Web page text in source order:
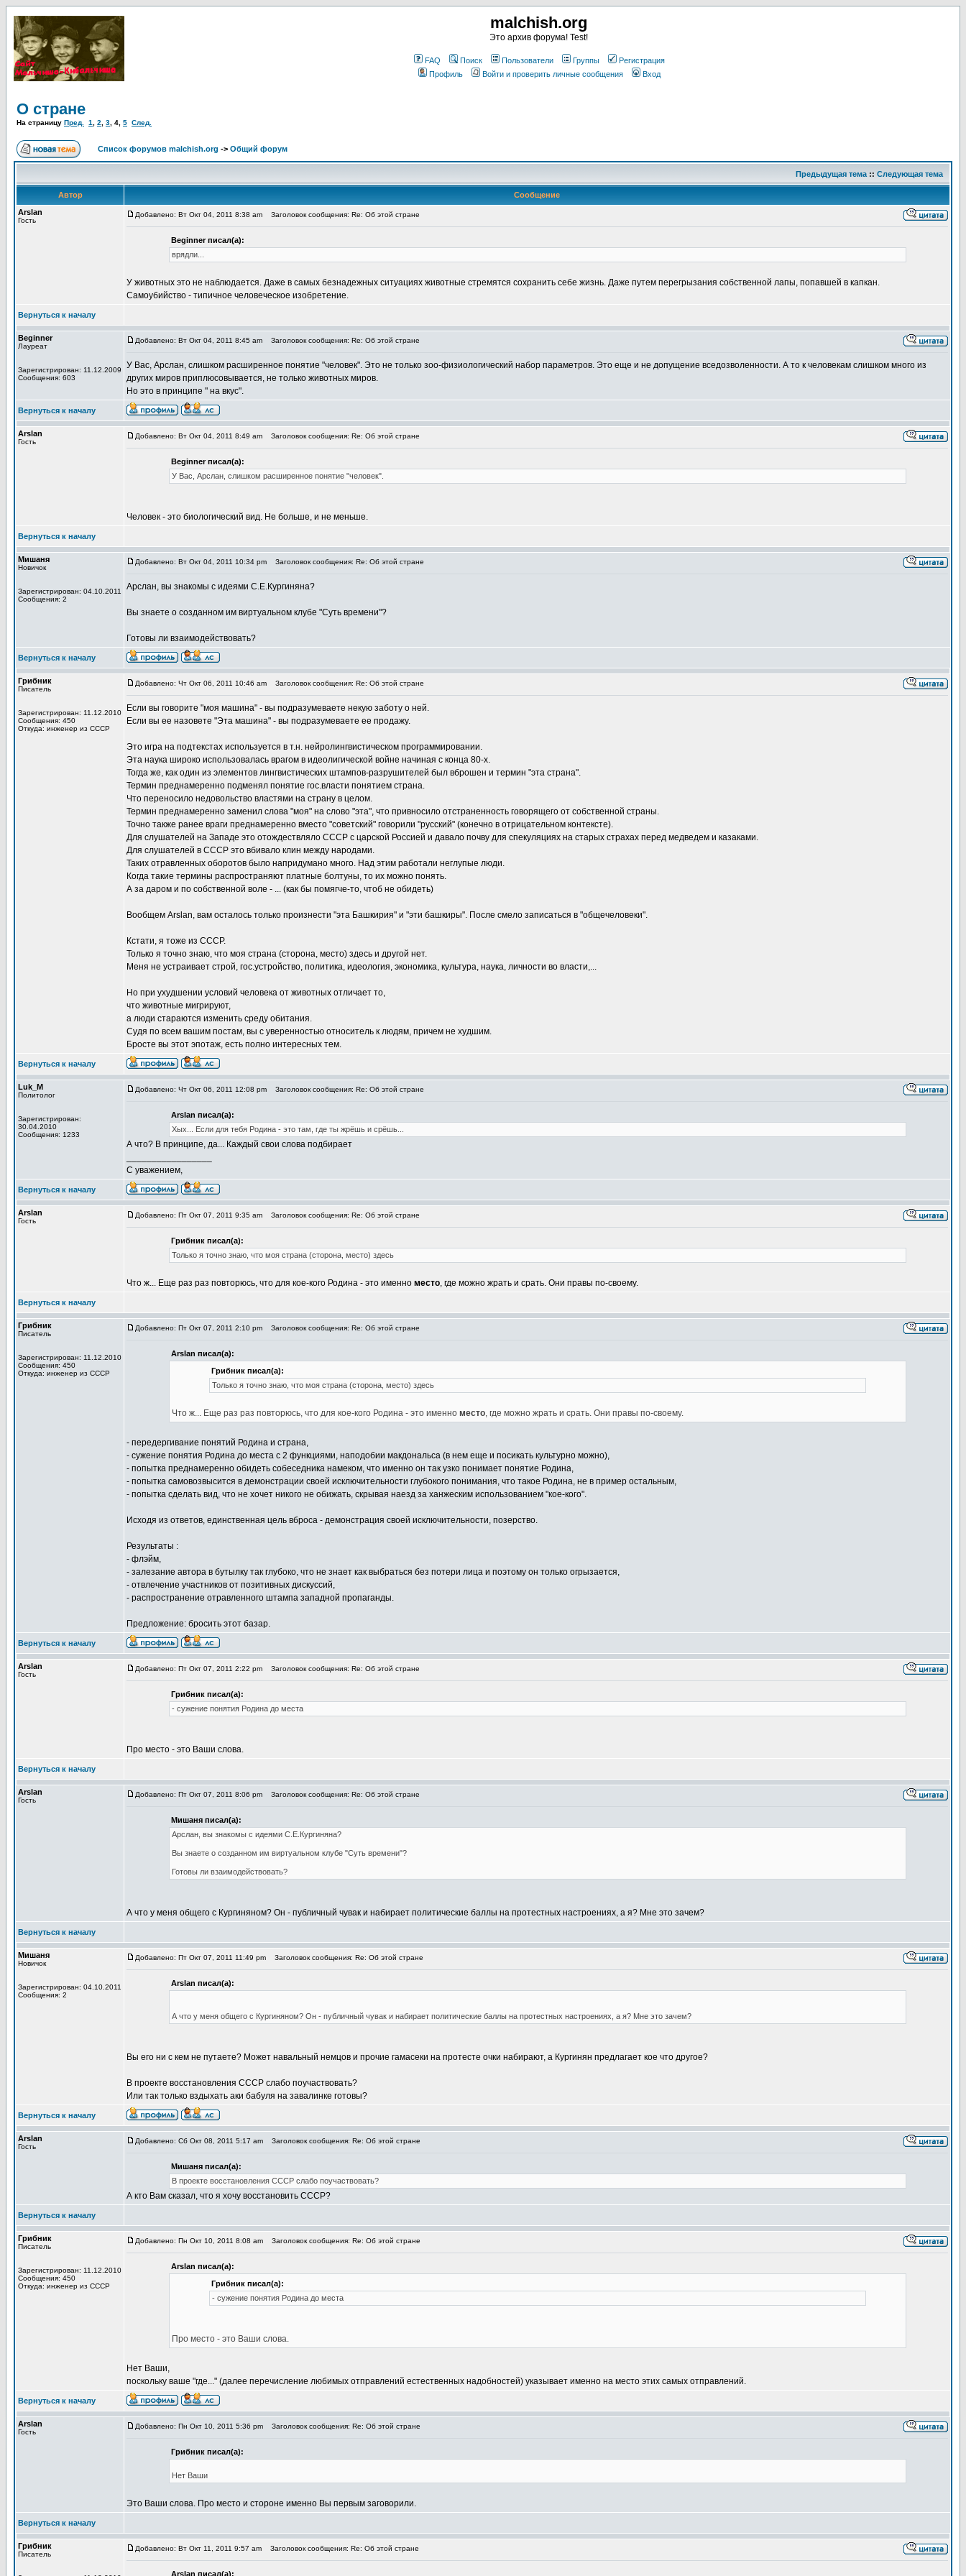
malchish.org
Это архив форума! Test!
FAQ Поиск Пользователи Группы
Регистрация
Профиль
Войти и проверить личные сообщения Вход
О стране
На страницу Пред. 1 2 3 4 5 След.
Список форумов malchish.org -> Общий форум
Предыдущая тема :: Следующая тема
Автор
Сообщение
Arslan
Гость
Добавлено: Вт Окт 04, 2011 8:38 am Заголовок сообщения: Re: Об этой стране
Beginner писал(а):
врядли...
У животных это не наблюдается. Даже в самых безнадежных ситуациях животные стремятся сохранить себе жизнь. Даже путем перегрызания собственной лапы, попавшей в капкан.
Самоубийство - типичное человеческое изобретение.
Вернуться к началу
Beginner
Лауреат
Зарегистрирован: 11.12.2009
Сообщения: 603
Добавлено: Вт Окт 04, 2011 8:45 am Заголовок сообщения: Re: Об этой стране
У Вас, Арслан, слишком расширенное понятие "человек". Это не только зоо-физиологический набор параметров. Это еще и не допущение вседозволенности. А то к человекам слишком много из
других миров приплюсовывается, не только животных миров.
Но это в принципе " на вкус".
Вернуться к началу
Arslan
Гость
Добавлено: Вт Окт 04, 2011 8:49 am Заголовок сообщения: Re: Об этой стране
Beginner писал(а):
У Вас, Арслан, слишком расширенное понятие "человек".
Человек - это биологический вид. Не больше, и не меньше.
Вернуться к началу
Мишаня
Новичок
Зарегистрирован: 04.10.2011
Сообщения: 2
Добавлено: Вт Окт 04, 2011 10:34 pm Заголовок сообщения: Re: Об этой стране
Арслан, вы знакомы с идеями С.Е.Кургиняна?
Вы знаете о созданном им виртуальном клубе "Суть времени"?
Готовы ли взаимодействовать?
Вернуться к началу
Грибник
Писатель
Зарегистрирован: 11.12.2010
Сообщения: 450
Откуда: инженер из СССР
Добавлено: Чт Окт 06, 2011 10:46 am Заголовок сообщения: Re: Об этой стране
Если вы говорите "моя машина" - вы подразумеваете некую заботу о ней.
Если вы ее назовете "Эта машина" - вы подразумеваете ее продажу.
Это игра на подтекстах используется в т.н. нейролингвистическом программировании.
Эта наука широко использовалась врагом в идеолигической войне начиная с конца 80-х.
Тогда же, как один из элементов лингвистических штампов-разрушителей был вброшен и термин "эта страна".
Термин преднамеренно подменял понятие гос.власти понятием страна.
Что переносило недовольство властями на страну в целом.
Термин преднамеренно заменил слова "моя" на слово "эта", что привносило отстраненность говорящего от собственной страны.
Точно также ранее враги преднамеренно вместо "советский" говорили "русский" (конечно в отрицательном контексте).
Для слушателей на Западе это отождествляло СССР с царской Россией и давало почву для спекуляциях на старых страхах перед медведем и казаками.
Для слушателей в СССР это вбивало клин между народами.
Таких отравленных оборотов было напридумано много. Над этим работали неглупые люди.
Когда такие термины распространяют платные болтуны, то их можно понять.
А за даром и по собственной воле - ... (как бы помягче-то, чтоб не обидеть)
Вообщем Arslan, вам осталось только произнести "эта Башкирия" и "эти башкиры". После смело записаться в "общечеловеки".
Кстати, я тоже из СССР.
Только я точно знаю, что моя страна (сторона, место) здесь и другой нет.
Меня не устраивает строй, гос.устройство, политика, идеология, экономика, культура, наука, личности во власти,...
Но при ухудшении условий человека от животных отличает то,
что животные мигрируют,
а люди стараются изменить среду обитания.
Судя по всем вашим постам, вы с уверенностью относитель к людям, причем не худшим.
Бросте вы этот эпотаж, есть полно интересных тем.
Вернуться к началу
Luk_M
Политолог
Зарегистрирован:
30.04.2010
Сообщения: 1233
Добавлено: Чт Окт 06, 2011 12:08 pm Заголовок сообщения: Re: Об этой стране
Arslan писал(а):
Хых... Если для тебя Родина - это там, где ты жрёшь и срёшь...
А что? В принципе, да... Каждый свои слова подбирает
С уважением,
Вернуться к началу
Arslan
Гость
Добавлено: Пт Окт 07, 2011 9:35 am Заголовок сообщения: Re: Об этой стране
Грибник писал(а):
Только я точно знаю, что моя страна (сторона, место) здесь
Что ж... Еще раз раз повторюсь, что для кое-кого Родина - это именно место, где можно жрать и срать. Они правы по-своему.
Вернуться к началу
Грибник
Писатель
Зарегистрирован: 11.12.2010
Сообщения: 450
Откуда: инженер из СССР
Добавлено: Пт Окт 07, 2011 2:10 pm Заголовок сообщения: Re: Об этой стране
Arslan писал(а):
Грибник писал(а):
Только я точно знаю, что моя страна (сторона, место) здесь
Что ж... Еще раз раз повторюсь, что для кое-кого Родина - это именно место, где можно жрать и срать. Они правы по-своему.
- передергивание понятий Родина и страна,
- сужение понятия Родина до места с 2 функциями, наподобии макдональса (в нем еще и посикать культурно можно),
- попытка преднамеренно обидеть собеседника намеком, что именно он так узко понимает понятие Родина,
- попытка самовозвысится в демонстрации своей исключительности глубокого понимания, что такое Родина, не в пример остальным,
- попытка сделать вид, что не хочет никого не обижать, скрывая наезд за ханжеским использованием "кое-кого".
Исходя из ответов, единственная цель вброса - демонстрация своей исключительности, позерство.
Результаты :
- флэйм,
- залезание автора в бутылку так глубоко, что не знает как выбраться без потери лица и поэтому он только огрызается,
- отвлечение участников от позитивных дискуссий,
- распространение отравленного штампа западной пропаганды.
Предложение: бросить этот базар.
Вернуться к началу
Arslan
Гость
Добавлено: Пт Окт 07, 2011 2:22 pm Заголовок сообщения: Re: Об этой стране
Грибник писал(а):
- сужение понятия Родина до места
Про место - это Ваши слова.
Вернуться к началу
Arslan
Гость
Добавлено: Пт Окт 07, 2011 8:06 pm Заголовок сообщения: Re: Об этой стране
Мишаня писал(а):
Арслан, вы знакомы с идеями С.Е.Кургиняна?
Вы знаете о созданном им виртуальном клубе "Суть времени"?
Готовы ли взаимодействовать?
А что у меня общего с Кургиняном? Он - публичный чувак и набирает политические баллы на протестных настроениях, а я? Мне это зачем?
Вернуться к началу
Мишаня
Новичок
Зарегистрирован: 04.10.2011
Сообщения: 2
Добавлено: Пт Окт 07, 2011 11:49 pm Заголовок сообщения: Re: Об этой стране
Arslan писал(а):
А что у меня общего с Кургиняном? Он - публичный чувак и набирает политические баллы на протестных настроениях, а я? Мне это зачем?
Вы его ни с кем не путаете? Может навальный немцов и прочие гамасеки на протесте очки набирают, а Кургинян предлагает кое что другое?
В проекте восстановления СССР слабо поучаствовать?
Или так только вздыхать аки бабуля на завалинке готовы?
Вернуться к началу
Arslan
Гость
Добавлено: Сб Окт 08, 2011 5:17 am Заголовок сообщения: Re: Об этой стране
Мишаня писал(а):
В проекте восстановления СССР слабо поучаствовать?
А кто Вам сказал, что я хочу восстановить СССР?
Вернуться к началу
Грибник
Писатель
Зарегистрирован: 11.12.2010
Сообщения: 450
Откуда: инженер из СССР
Добавлено: Пн Окт 10, 2011 8:08 am Заголовок сообщения: Re: Об этой стране
Arslan писал(а):
Грибник писал(а):
- сужение понятия Родина до места
Про место - это Ваши слова.
Нет Ваши,
поскольку ваше "где..." (далее перечисление любимых отправлений естественных надобностей) указывает именно на место этих самых отправлений.
Вернуться к началу
Arslan
Гость
Добавлено: Пн Окт 10, 2011 5:36 pm Заголовок сообщения: Re: Об этой стране
Грибник писал(а):
Нет Ваши
Это Ваши слова. Про место и стороне именно Вы первым заговорили.
Вернуться к началу
Грибник
Писатель
Добавлено: Вт Окт 11, 2011 9:57 am Заголовок сообщения: Re: Об этой стране
Arslan писал(а):